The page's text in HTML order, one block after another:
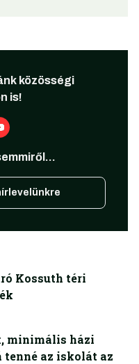
közösségi
is!
Kossuth téri
minimális házi
az iskolát az